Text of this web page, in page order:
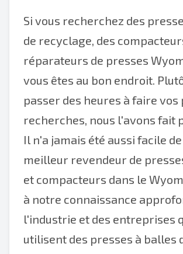
Si vous recherchez des
de recyclage, des
réparateurs de presses
vous êtes au bon endroit.
passer des heures à faire
recherches, nous l'avons fait
Il n'a jamais été aussi facile
meilleur revendeur de
et compacteurs dans le
à notre connaissance
l'industrie et des entreprises
utilisent des presses à balles